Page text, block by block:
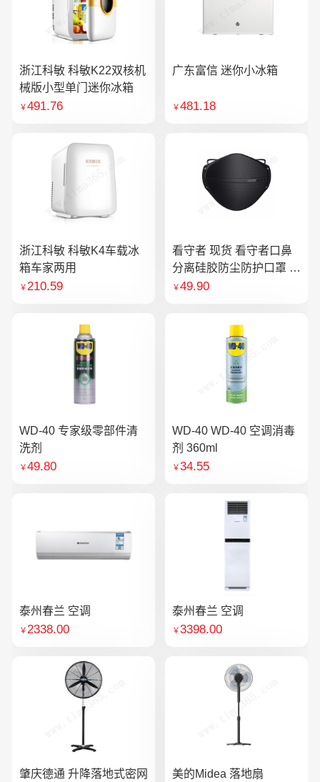
浙江科敏 科敏K22双核机
械版小型单门迷你冰箱
￥491.76
广东富信 迷你小冰箱
￥481.18
浙江科敏 科敏K4车载冰
箱车家两用
￥210.59
看守者 现货 看守者口鼻
分离硅胶防尘防护口罩 1
个口罩含10片滤芯
￥49.90
WD-40 专家级零部件清
洗剂
￥49.80
WD-40 WD-40 空调消毒
剂 360ml
￥34.55
泰州春兰 空调
￥2338.00
泰州春兰 空调
￥3398.00
肇庆德通 升降落地式密网
美的Midea 落地扇